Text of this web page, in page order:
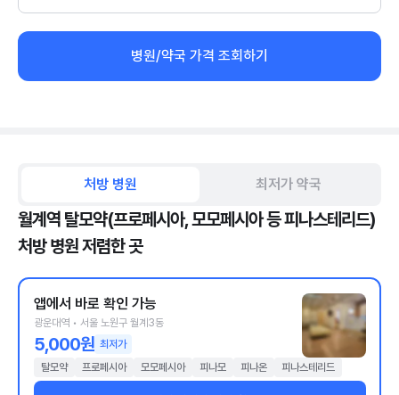
병원/약국 가격 조회하기
처방 병원 최저가 약국
월계역 탈모약(프로페시아, 모모페시아 등 피나스테리드)
처방 병원 저렴한 곳
앱에서 바로 확인 가능
광운대역 • 서울 노원구 월계3동
5,000원 최저가
탈모약
프로페시아 모모페시아 피나모 피나온 피나스테리드